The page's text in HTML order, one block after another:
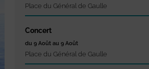
Place du Général de Gaulle
Concert
du 9 Août au 9 Août
Place du Général de Gaulle